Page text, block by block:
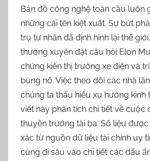
o
n
e
l
l
a
Bản đồ công nghệ toàn cầu luôn
những cái tên kiệt xuất. Sự bứt
trụ tư nhân đã định hình lại thế
thường xuyên đặt câu hỏi Elon
chứng kiến thị trường xe điện và
bùng nổ. Việc theo dõi các nhà
chúng ta thấu hiểu xu hướng kinh
viết này phân tích chi tiết về cuộc
thuyền trưởng tài ba. Số liệu
xác từ nguồn dữ liệu tài chính uy
cùng đi sâu vào chi tiết các dấu